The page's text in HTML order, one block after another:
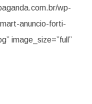
wp-
anuncio-forti-
image_size=”full”